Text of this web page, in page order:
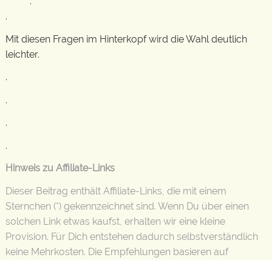
.
Mit diesen Fragen im Hinterkopf wird die Wahl deutlich
leichter.
.
.
.
.
Hinweis zu Affiliate-Links
Dieser Beitrag enthält Affiliate-Links, die mit einem
Sternchen (*) gekennzeichnet sind. Wenn Du über einen
solchen Link etwas kaufst, erhalten wir eine kleine
Provision. Für Dich entstehen dadurch selbstverständlich
keine Mehrkosten. Die Empfehlungen basieren auf